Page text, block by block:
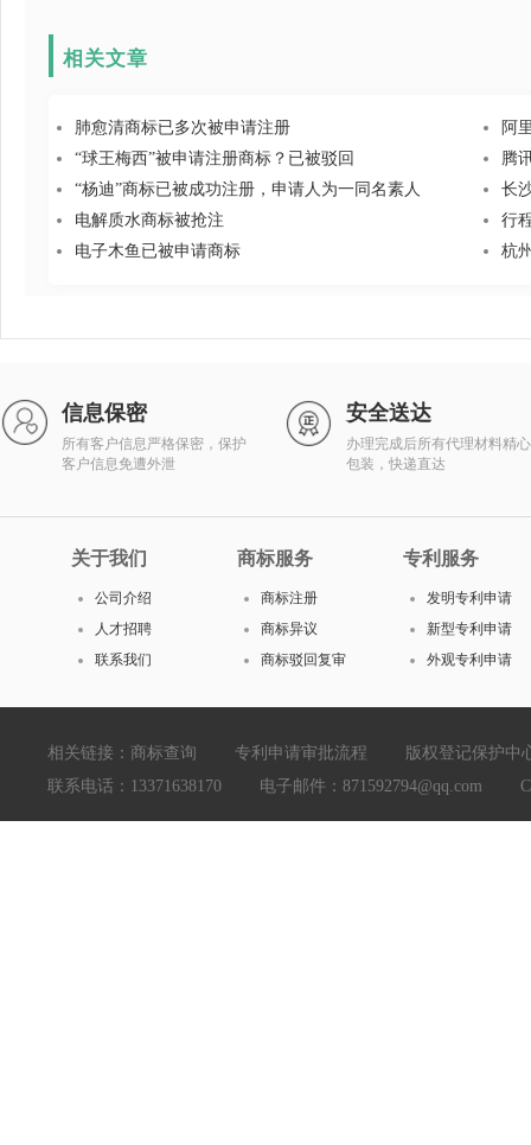
相关文章
肺愈清商标已多次被申请注册
阿
“球王梅西”被申请注册商标？已被驳回
腾
“杨迪”商标已被成功注册，申请人为一同名素人
长
电解质水商标被抢注
行
电子木鱼已被申请商标
杭
信息保密
所有客户信息严格保密，保护
客户信息免遭外泄
安全送达
办理完成后所有代理材料精心
包装，快递直达
关于我们
公司介绍
人才招聘
联系我们
商标服务
商标注册
商标异议
商标驳回复审
专利服务
发明专利申请
新型专利申请
外观专利申请
相关链接： 商标查询 专利申请审批流程
版权登记保护中
联系电话：13371638170 电子邮件：871592794@qq.com